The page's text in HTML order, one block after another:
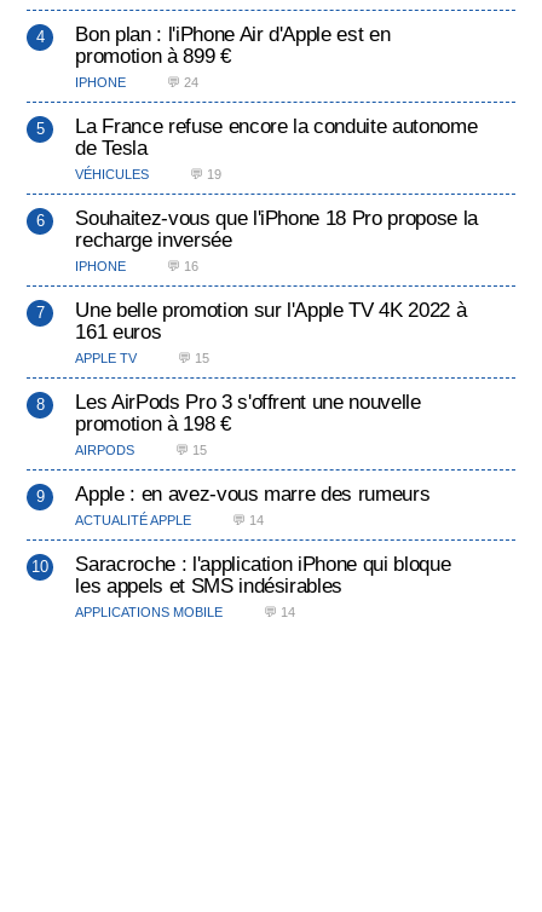
Bon plan : l'iPhone Air d'Apple est en
promotion à 899 €
IPHONE 💬 24
La France refuse encore la conduite autonome
de Tesla
VÉHICULES 💬 19
Souhaitez-vous que l'iPhone 18 Pro propose la
recharge inversée
IPHONE 💬 16
Une belle promotion sur l'Apple TV 4K 2022 à
161 euros
APPLE TV 💬 15
Les AirPods Pro 3 s'offrent une nouvelle
promotion à 198 €
AIRPODS 💬 15
Apple : en avez-vous marre des rumeurs
ACTUALITÉ APPLE 💬 14
Saracroche : l'application iPhone qui bloque
les appels et SMS indésirables
APPLICATIONS MOBILE 💬 14